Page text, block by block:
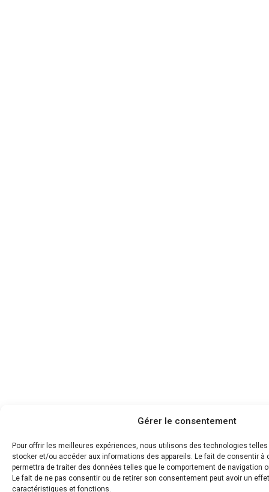
Gérer le consentement
Pour offrir les meilleures expériences, nous utilisons des technologies
stocker et/ou accéder aux informations des appareils. Le fait de consentir à
permettra de traiter des données telles que le comportement de navigation
Le fait de ne pas consentir ou de retirer son consentement peut avoir un
caractéristiques et fonctions.